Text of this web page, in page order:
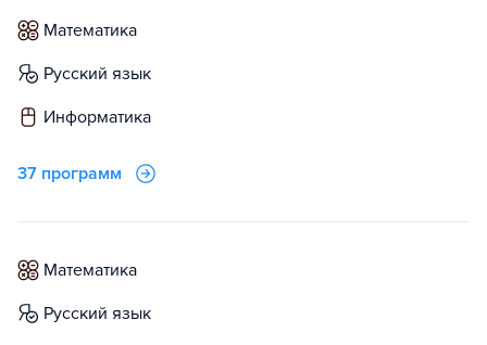
математика
русский язык
информатика
37 программ
математика
русский язык